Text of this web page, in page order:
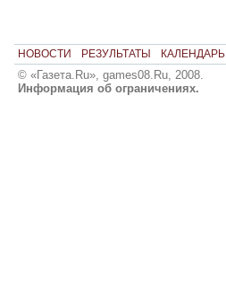
НОВОСТИ РЕЗУЛЬТАТЫ КАЛЕНДАРЬ
© «Газета.Ru», games08.Ru, 2008.
Информация об ограничениях.